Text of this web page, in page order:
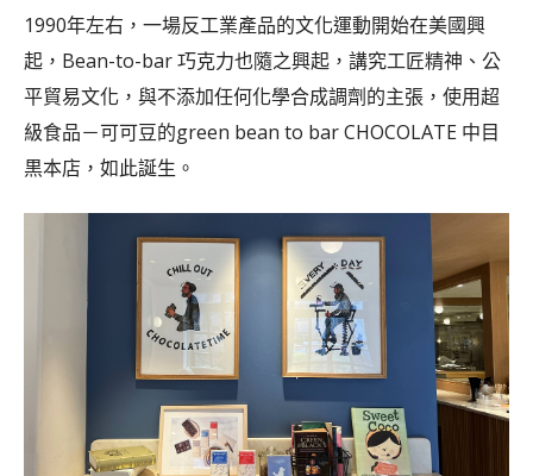
1990年左右，一場反工業產品的文化運動開始在美國興
起，Bean-to-bar 巧克力也隨之興起，講究工匠精神、公
平貿易文化，與不添加任何化學合成調劑的主張，使用超
級食品－可可豆的green bean to bar CHOCOLATE 中目
黒本店，如此誕生。